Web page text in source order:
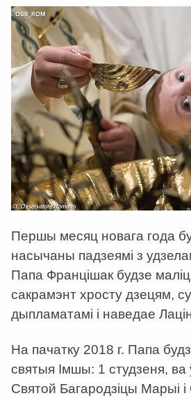
Першы месяц новага года
насычаны падзеямі з
Папа Францішак будзе
сакрамэнт хросту дзецям,
дыпламатамі і наведае
На пачатку 2018 г. Папа
святыя Імшы: 1 студзеня, ва
Святой Багародзіцы Марыі